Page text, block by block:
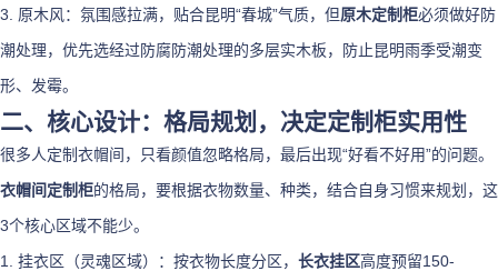
3. 原木风：氛围感拉满，贴合昆明“春城”气质，但原木定制柜必须做好防
潮处理，优先选经过防腐防潮处理的多层实木板，防止昆明雨季受潮变
形、发霉。
二、核心设计：格局规划，决定定制柜实用性
很多人定制衣帽间，只看颜值忽略格局，最后出现“好看不好用”的问题。
衣帽间定制柜的格局，要根据衣物数量、种类，结合自身习惯来规划，这
3个核心区域不能少。
1. 挂衣区（灵魂区域）：按衣物长度分区， 长衣挂区高度预留150-